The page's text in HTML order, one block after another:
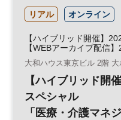
リアル オンライン
【ハイブリッド開催】
【WEBアーカイブ配信
大和ハウス東京ビル 2階
【ハイブリッド開
スペシャル
「医療・介護マネ